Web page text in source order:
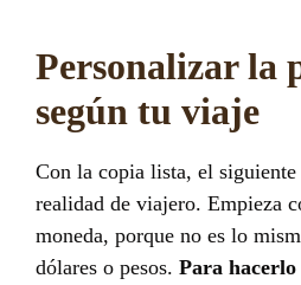
Personalizar la
según tu viaje
Con la copia lista, el siguiente
realidad de viajero. Empieza
moneda, porque no es lo
dólares o pesos. Para